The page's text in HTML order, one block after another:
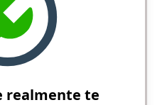
realmente te